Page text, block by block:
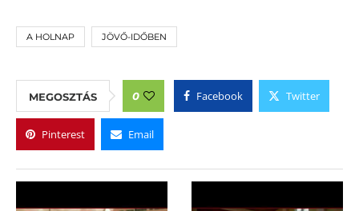
A HOLNAP JÖVŐ-IDŐBEN
MEGOSZTÁS 0 Facebook Twitter
Pinterest Email